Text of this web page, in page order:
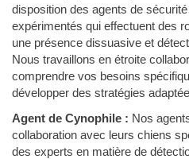
disposition des agents de
expérimentés qui effectuent des
une présence dissuasive et
Nous travaillons en étroite
comprendre vos besoins
développer des stratégies
Agent de Cynophile : Nos
collaboration avec leurs chiens
des experts en matière de